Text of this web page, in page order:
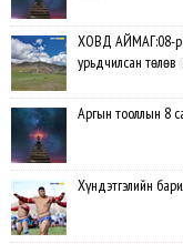
ХОВД АЙМАГ:08-р
урьдчилсан төлөв
Аргын тооллын 8
Хүндэтгэлийн